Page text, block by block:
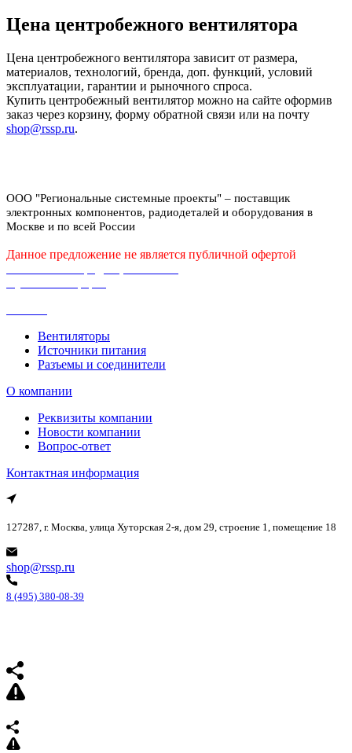
Цена центробежного вентилятора
Цена центробежного вентилятора зависит от размера,
материалов, технологий, бренда, доп. функций, условий
эксплуатации, гарантии и рыночного спроса.
Купить центробежный вентилятор можно на сайте оформив
заказ через корзину, форму обратной связи или на почту
shop@rssp.ru.
ООО "Региональные системные проекты" – поставщик
электронных компонентов, радиодеталей и оборудования в
Москве и по всей России
Данное предложение не является публичной офертой
Вентиляторы
Источники питания
Разъемы и соединители
О компании
Реквизиты компании
Новости компании
Вопрос-ответ
Контактная информация
127287, г. Москва, улица Хуторская 2-я, дом 29, строение 1, помещение 18
shop@rssp.ru
8 (495) 380-08-39